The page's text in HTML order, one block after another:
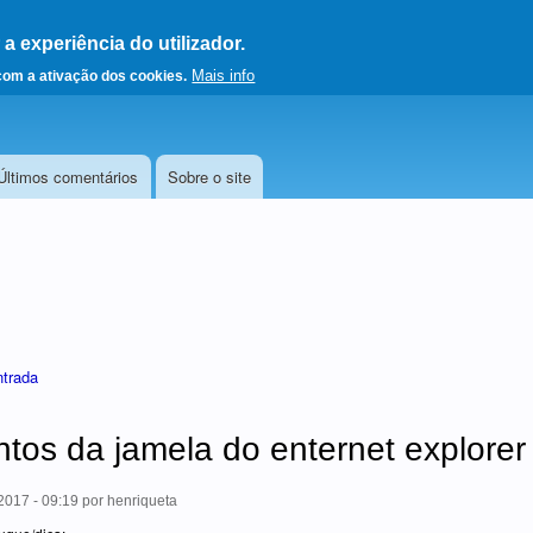
experiência do utilizador.
a ativação dos cookies. Mais info
página principal
comentários Sobre o site
da jamela do enternet explorer
- 09:19 por henriqueta